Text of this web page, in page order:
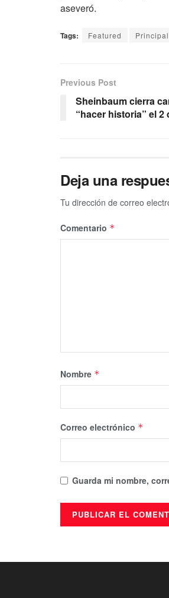
aseveró.
Tags: Featured Principal
Previous Post
Sheinbaum cierra
“hacer historia” el 2
Deja una
Tu dirección de correo
Comentario *
Nombre *
Correo electrónico *
Guarda mi nombre,